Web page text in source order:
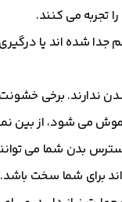
تجربه می کنند.
هم جدا شده اند یا
ندارند. برخی
می شود، از بین
بدن شما می
برای شما سخت باشد.